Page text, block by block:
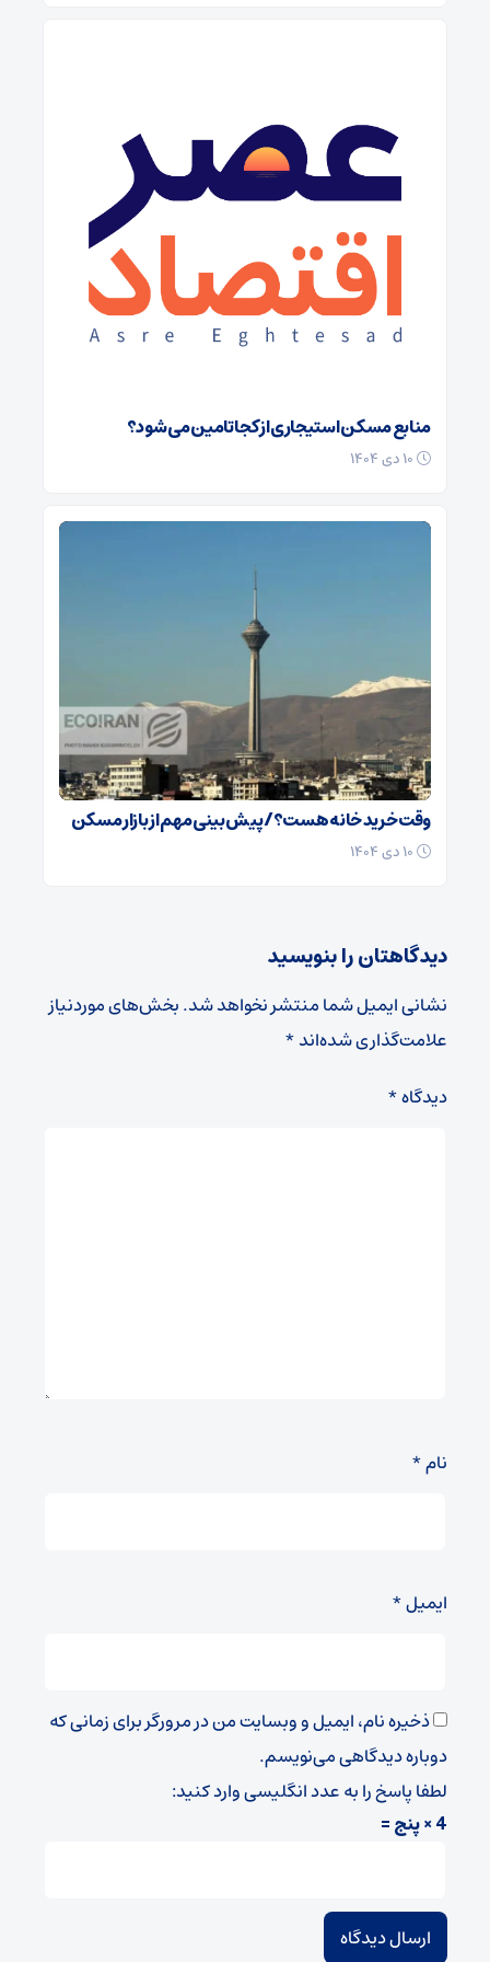
منابع مسکن استیجاری از کجا تامین می شود؟
وقت خرید خانه هست؟/ پیش بینی مهم از بازار مسکن
دیدگاهتان را بنویسید
نشانی ایمیل شما منتشر نخواهد شد.بخش‌های موردنیاز
علامت‌گذاری شده‌اند*
دیدگاه*
نام*
ایمیل*
ذخیره نام، ایمیل و وبسایت من در مرورگر برای زمانی که
دوباره دیدگاهی می‌نویسم.
لطفا پاسخ را به عدد انگلیسی وارد کنید:
4 × پنج =